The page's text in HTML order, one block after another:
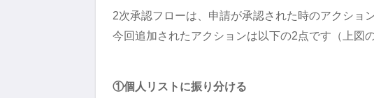
2次承認フローは、申請が承認された時のアクショ
今回追加されたアクションは以下の2点です（上図
①個人リストに振り分ける